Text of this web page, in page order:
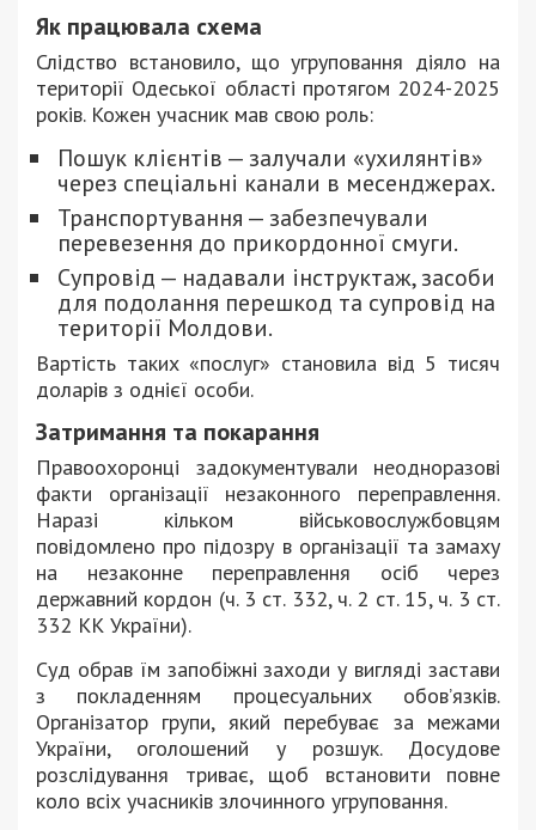
Як працювала схема
Слідство встановило, що угруповання діяло на
території Одеської області протягом 2024-2025
років. Кожен учасник мав свою роль:
Пошук клієнтів — залучали «ухилянтів»
через спеціальні канали в месенджерах.
Транспортування — забезпечували
перевезення до прикордонної смуги.
Супровід — надавали інструктаж, засоби
для подолання перешкод та супровід на
території Молдови.
Вартість таких «послуг» становила від 5 тисяч
доларів з однієї особи.
Затримання та покарання
Правоохоронці задокументували неодноразові
факти організації незаконного переправлення.
Наразі кільком військовослужбовцям
повідомлено про підозру в організації та замаху
на незаконне переправлення осіб через
державний кордон (ч. 3 ст. 332, ч. 2 ст. 15, ч. 3 ст.
332 КК України).
Суд обрав їм запобіжні заходи у вигляді застави
з покладенням процесуальних обов’язків.
Організатор групи, який перебуває за межами
України, оголошений у розшук. Досудове
розслідування триває, щоб встановити повне
коло всіх учасників злочинного угруповання.